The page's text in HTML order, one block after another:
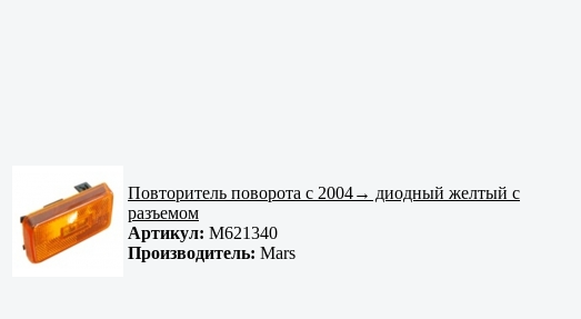
Повторитель поворота с 2004→ диодный желтый с
разъемом
Артикул: M621340
Производитель: Mars